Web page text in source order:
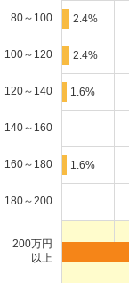
80～100 2.4%
100～120 2.4%
120～140 1.6%
140～160
160～180 1.6%
180～200
200万円
以上